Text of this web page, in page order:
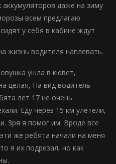
даже на зиму
всем предлагаю
у себя в кабине ждут
жизнь водителя наплевать.
ушла в кювет,
целая, На вид водитель
лет 17 не очень.
Еду через 15 км улетели,
Зря я помог им. Вроде все
же ребята начали на меня
я их подрезал, но как